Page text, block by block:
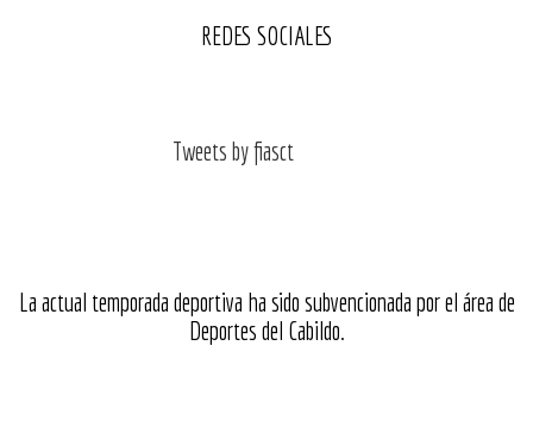
REDES SOCIALES
Tweets by fiasct
La actual temporada deportiva ha sido subvencionada por el área de
Deportes del Cabildo.